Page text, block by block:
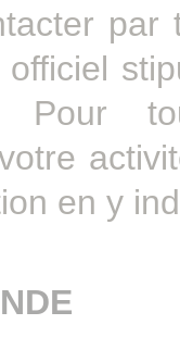
en y